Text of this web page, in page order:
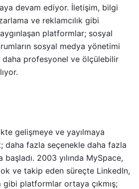
devam ediyor. İletişim, bilgi
ve reklamcılık gibi
platformlar; sosyal
sosyal medya yönetimi
daha profesyonel ve ölçülebilir
gelişmeye ve yayılmaya
daha fazla seçenekle daha fazla
başladı. 2003 yılında MySpace,
ve takip eden süreçte LinkedIn,
platformlar ortaya çıkmış;